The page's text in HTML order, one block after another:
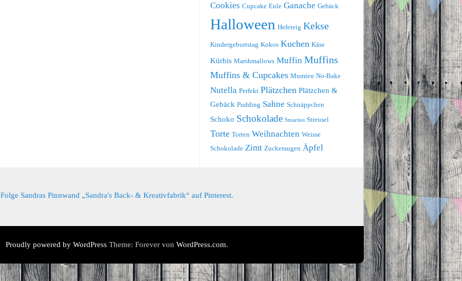
Cookies Cupcake Eule Ganache Gebäck
Halloween Hefeteig Kekse
Kindergeburtstag Kokos Kuchen Käse
Kürbis Marshmallows Muffin Muffins
Muffins & Cupcakes Mumien No-Bake
Nutella Perfekt Plätzchen Plätzchen &
Gebäck Pudding Sahne Schnäppchen
Schoko Schokolade Smarties Streusel
Torte Torten Weihnachten Weisse
Schokolade Zimt Zuckeraugen Äpfel
Folge Sandras Pinnwand „Sandra's Back- & Kreativfabrik“ auf Pinterest.
Proudly powered by WordPressTheme: Forever von WordPress.com.